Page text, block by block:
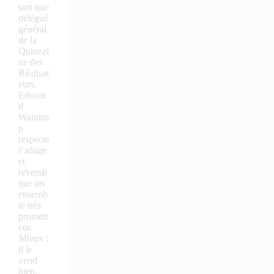
tant que
délégué
général
de la
Quinzai
ne des
Réalisat
eurs,
Edouar
d
Waintro
p
respecte
l’adage
et
revendi
que un
ensemb
le très
promett
eur.
Mieux :
il le
vend
bien.